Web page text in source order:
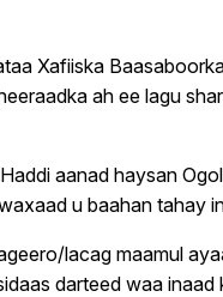
Xafiiska
ah ee lagu
aanad haysan
u baahan tahay
lacag maamul
darteed waa